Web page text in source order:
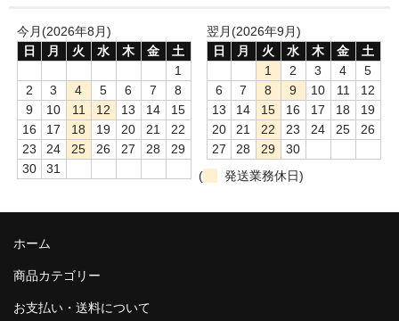
France Bourgogone/ﾌﾗﾝｽ･ﾌﾞﾙｺﾞｰﾆｭ
Pattes Loup（ﾊﾟｯﾄ・ﾙｰ）
Marcel Lapierre（ﾏﾙｾﾙ・ﾗﾋﾟｴｰﾙ）
Philippe Jambon（ﾌｨﾘｯﾌﾟ･ｼﾞｬﾝﾎﾞﾝ）
Les Vignerons d’Estezargues（ｴｽﾃｻﾞﾙｸﾞ協同組合）
Les Champs Libres（ﾚ･ｼｬﾝ･ﾘｰﾌﾞﾙ）
今月(2026年8月)
日
月 火 水 木 金
土
1
2
3 4 5 6 7
8
9
10 11 12 13 14
15
16
17 18 19 20 21
22
23
24 25 26 27 28
29
30
31
翌月(2026年9月)
日
月 火 水 木 金
土
1
2 3 4
5
6
7 8 9 10 11
12
13
14 15 16 17 18
19
20
21 22 23 24 25
26
27
28 29
30
(
発送業務休日)
ホーム
商品カテゴリー
お支払い・送料について